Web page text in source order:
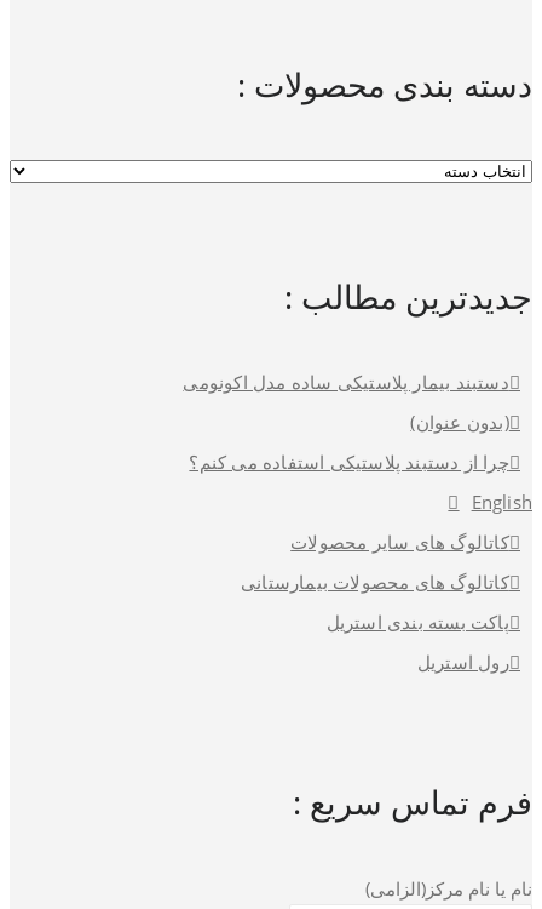
دسته بندی محصولات :
جدیدترین مطالب :
دستبند بیمار پلاستیکی ساده مدل اکونومی
(بدون عنوان)
چرا از دستبند پلاستیکی استفاده می کنم؟
English
کاتالوگ های سایر محصولات
کاتالوگ های محصولات بیمارستانی
پاکت بسته بندی استریل
رول استریل
فرم تماس سریع :
نام یا نام مرکز(الزامی)